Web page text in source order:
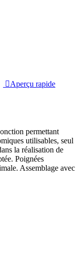
Aperçu rapide
permettant
utilisables, seul
la réalisation de
Poignées
Assemblage avec